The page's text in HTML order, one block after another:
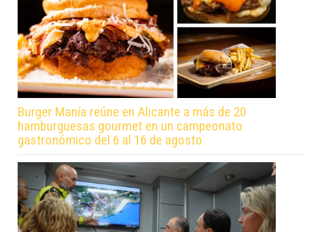
Burger Manía reúne en Alicante a más de 20
hamburguesas gourmet en un campeonato
gastronómico del 6 al 16 de agosto